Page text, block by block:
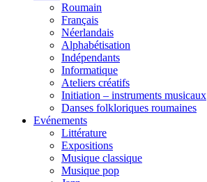
Roumain
Français
Néerlandais
Alphabétisation
Indépendants
Informatique
Ateliers créatifs
Initiation – instruments musicaux
Danses folkloriques roumaines
Evénements
Littérature
Expositions
Musique classique
Musique pop